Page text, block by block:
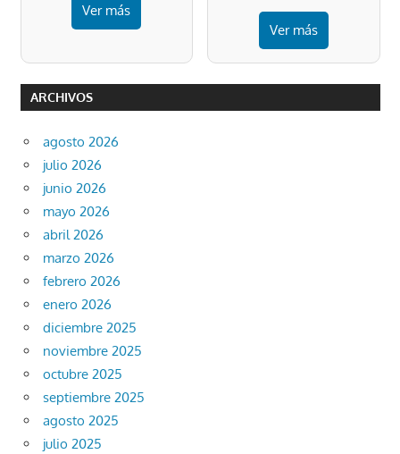
Ver más
Ver más
ARCHIVOS
agosto 2026
julio 2026
junio 2026
mayo 2026
abril 2026
marzo 2026
febrero 2026
enero 2026
diciembre 2025
noviembre 2025
octubre 2025
septiembre 2025
agosto 2025
julio 2025